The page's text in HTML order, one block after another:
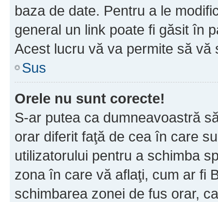
baza de date. Pentru a le
general un link poate fi găsit în
Acest lucru vă va permite să vă
Sus
Orele nu sunt corecte!
S-ar putea ca dumneavoastră
orar diferit faţă de cea în care
utilizatorului pentru a schimba
zona în care vă aflaţi, cum ar fi
schimbarea zonei de fus orar,